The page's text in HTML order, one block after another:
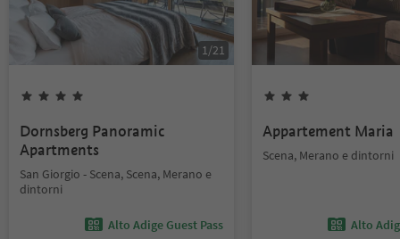
1/21
Dornsberg Panoramic
Apartments
San Giorgio - Scena, Scena, Merano e
dintorni
Alto Adige Guest Pass
Appartement Maria
Scena, Merano e dintorni
Alto